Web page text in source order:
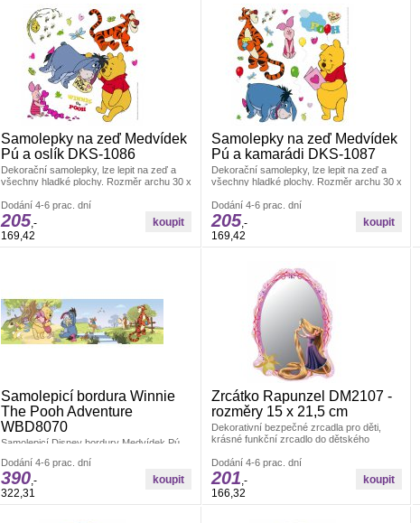
Samolepky na zeď Medvídek
Pú a oslík DKS-1086
Dekorační samolepky, lze lepit na zeď a
všechny hladké plochy. Rozměr archu 30 x
opakovaně. nálepky se aplikují jednotlivě.
Záleží jen na Vás, jak pokojíček
vydekorujete. Materiál bez ftalátů.
Vyrobeno v ČR.
Dodání 4-6 prac. dní
205 ,-
169,42
Samolepky na zeď Medvídek
Pú a kamarádi DKS-1087
Dekorační samolepky, lze lepit na zeď a
všechny hladké plochy. Rozměr archu 30 x
opakovaně. nálepky se aplikují jednotlivě.
Záleží jen na Vás, jak pokojíček
vydekorujete. Materiál bez ftalátů.
Vyrobeno v ČR.
Dodání 4-6 prac. dní
205,-
169,42
Samolepicí bordura Winnie
The Pooh Adventure
WBD8070
Samolepicí Disney bordury Medvídek Pú.
dekoraci zdí a jiných hladkých ploch. Po
odstranění nezanechávají stopy. Český
výrobek.
Dodání 4-6 prac. dní
390,-
322,31
Zrcátko Rapunzel DM2107 -
rozměry 15 x 21,5 cm
Dekorativní bezpečné zrcadla pro děti,
krásné funkční zrcadlo do dětského
Rozměry: 15 x 22 cm.
Dodání 4-6 prac. dní
201,-
166,32